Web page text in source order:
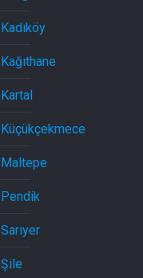
Kadıköy
Kağıthane
Kartal
Küçükçekmece
Maltepe
Pendik
Sarıyer
Şile